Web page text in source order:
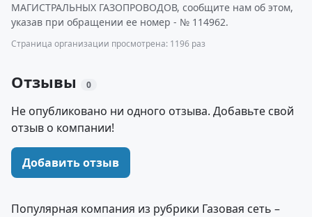
МАГИСТРАЛЬНЫХ ГАЗОПРОВОДОВ, сообщите нам об этом,
указав при обращении ее номер - № 114962.
Страница организации просмотрена: 1196 раз
Отзывы 0
Не опубликовано ни одного отзыва. Добавьте свой
отзыв о компании!
Добавить отзыв
Популярная компания из рубрики Газовая сеть –